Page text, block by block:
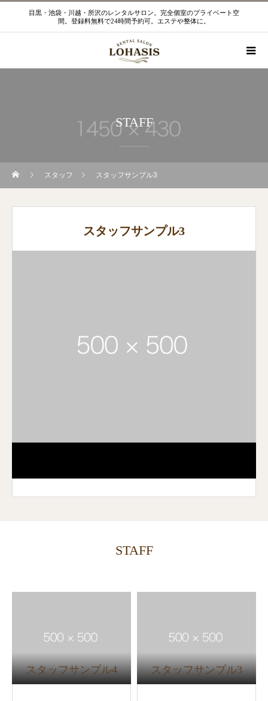
目黒・池袋・川越・所沢のレンタルサロン。完全個室のプライベート空
間。登録料無料で24時間予約可。エステや整体に。
STAFF
スタッフ スタッフサンプル3
スタッフサンプル3
STAFF
スタッフサンプル4 スタッフサンプル3